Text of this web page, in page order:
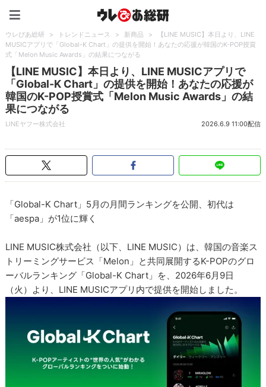
ウレぴあ総研 > トレンドニュース > 新商品 >
【LINE MUSIC】本日より、LINE
MUSICアプリで「Global-K Chart」の提供を開始！あなたの応援が韓国のK-POP授賞
式「Melon Music Awards」の結果につながる
【LINE MUSIC】本日より、LINE MUSICアプリで
「Global-K Chart」の提供を開始！あなたの応援が
韓国のK-POP授賞式「Melon Music Awards」の結
果につながる
LINEヤフー株式会社 2026.6.9 11:00配信
「Global-K Chart」5月の月間ランキングを公開、初代は
「aespa」が1位に輝く
LINE MUSIC株式会社（以下、LINE MUSIC）は、韓国の音楽ス
トリーミングサービス「Melon」と共同展開するK-POPのグロ
ーバルランキング「Global-K Chart」を、2026年6月9日
（火）より、LINE MUSICアプリ内で提供を開始しました。